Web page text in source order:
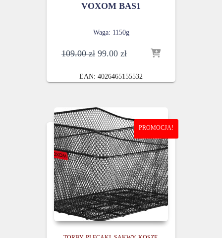
VOXOM BAS1
Waga: 1150g
109.00zł Pierwotna
wynosiła:
109.00 zł.
99.00 złAktualna
wynosi:
99.00 zł.
EAN: 4026465155532
PROMOCJA!